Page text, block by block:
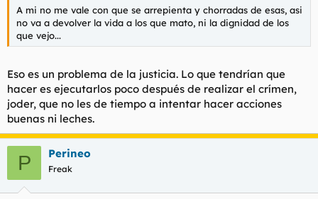
cardenal Renato Martin, principal funcionario del papa
Benedicto XVI para asuntos de justicia, condenó la pena
capital considerándola como «una negación de la dignidad
humana».
Stanley Williams, de 51 años y raza negra, ayudó en su día a
fundar una de las pandillas más violentas de Los Ángeles en los
setenta. Fue condenado a muerte por el asesinato de cuatro
personas. Mientras esperaba su sentencia en prisión, Williams
se transformó en uno de los mayores luchadores contra la
violencia de las pandillas callejeras. Ni su lucha ni la petición
de millones de personas pudieron salvarle de la inyección letal
que le mató el martes, 13 de diciembre.
A mi no me vale con que se arrepienta y chorradas de esas, asi
no va a devolver la vida a los que mato, ni la dignidad de los
que vejo...
Eso es un problema de la justicia. Lo que tendrían que
hacer es ejecutarlos poco después de realizar el crímen,
joder, que no les de tiempo a intentar hacer acciones
buenas ni leches.
P Perineo
Freak